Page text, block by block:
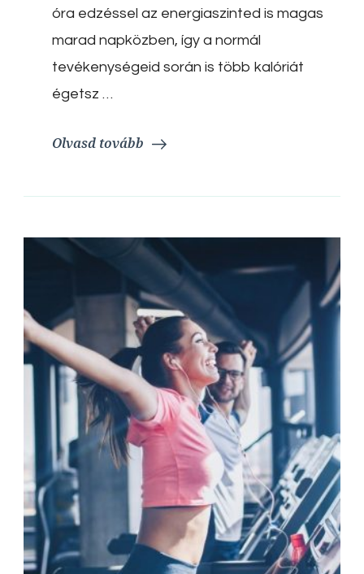
óra edzéssel az energiaszinted is magas
marad napközben, így a normál
tevékenységeid során is több kalóriát
égetsz …
Olvasd tovább